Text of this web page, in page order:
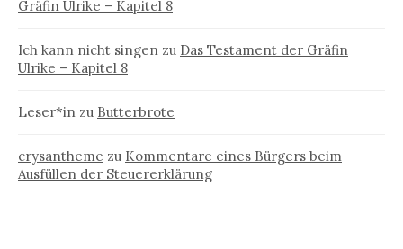
Gräfin Ulrike – Kapitel 8
Ich kann nicht singen zu Das Testament der Gräfin
Ulrike – Kapitel 8
Leser*in zu Butterbrote
crysantheme zu Kommentare eines Bürgers beim
Ausfüllen der Steuererklärung